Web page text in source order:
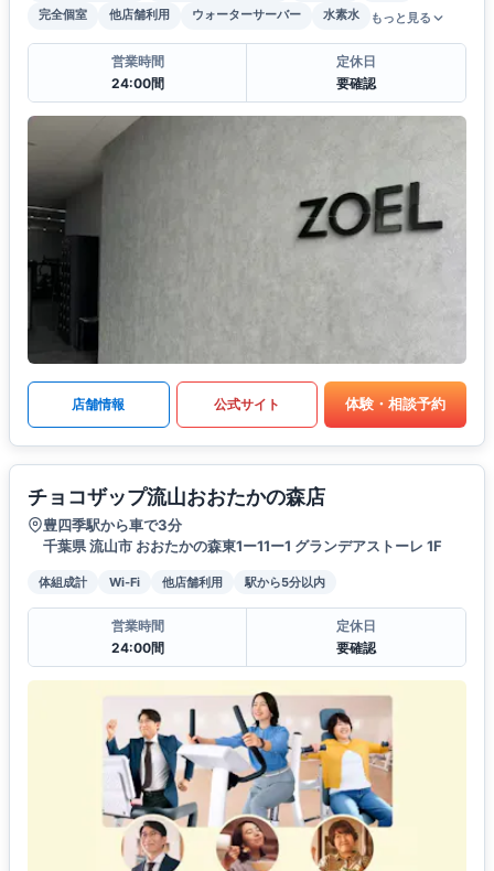
完全個室
他店舗利用 ウォーターサーバー 水素水 もっと見る
営業時間
24:00間
定休日
要確認
店舗情報 公式サイト 体験・相談予約
チョコザップ流山おおたかの森店
豊四季駅から車で3分
千葉県 流山市 おおたかの森東1ー11ー1 グランデアストーレ 1F
体組成計 Wi-Fi 他店舗利用 駅から5分以内
営業時間
24:00間
定休日
要確認